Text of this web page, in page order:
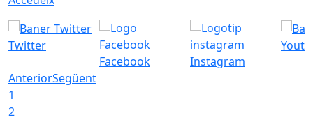
Twitter
Facebook
Instagram
AnteriorSegüent
1
2